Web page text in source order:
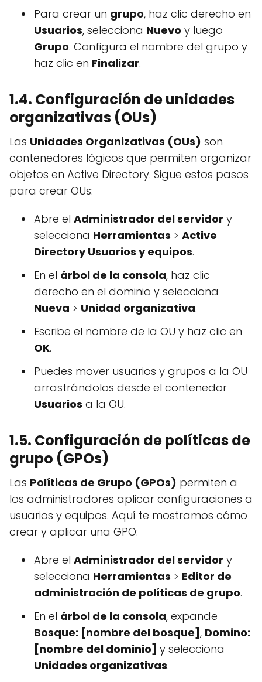
Para crear un grupo, haz clic derecho en
Usuarios, selecciona Nuevo y luego
Grupo. Configura el nombre del grupo y
haz clic en Finalizar.
1.4. Configuración de unidades
organizativas (OUs)
Las Unidades Organizativas (OUs) son
contenedores lógicos que permiten organizar
objetos en Active Directory. Sigue estos pasos
para crear OUs:
Abre el Administrador del servidor y
selecciona Herramientas > Active
Directory Usuarios y equipos.
En el árbol de la consola, haz clic
derecho en el dominio y selecciona
Nueva > Unidad organizativa.
Escribe el nombre de la OU y haz clic en
OK.
Puedes mover usuarios y grupos a la OU
arrastrándolos desde el contenedor
Usuarios a la OU.
1.5. Configuración de políticas de
grupo (GPOs)
Las Políticas de Grupo (GPOs) permiten a
los administradores aplicar configuraciones a
usuarios y equipos. Aquí te mostramos cómo
crear y aplicar una GPO:
Abre el Administrador del servidor y
selecciona Herramientas > Editor de
administración de políticas de grupo.
En el árbol de la consola, expande
Bosque: [nombre del bosque] , Domino:
[nombre del dominio] y selecciona
Unidades organizativas.